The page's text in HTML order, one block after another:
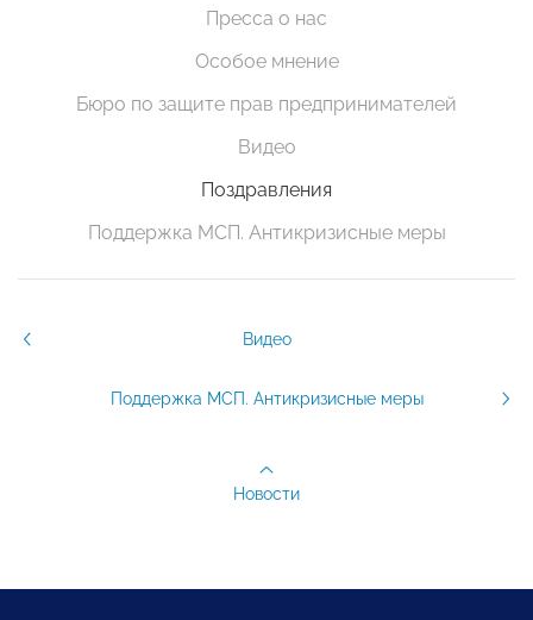
Пресса о нас
Особое мнение
Бюро по защите прав предпринимателей
Видео
Поздравления
Поддержка МСП. Антикризисные меры
Видео
Поддержка МСП. Антикризисные меры
Новости